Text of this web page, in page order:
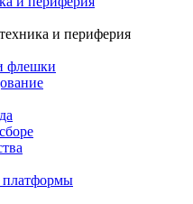
и периферия
флешки